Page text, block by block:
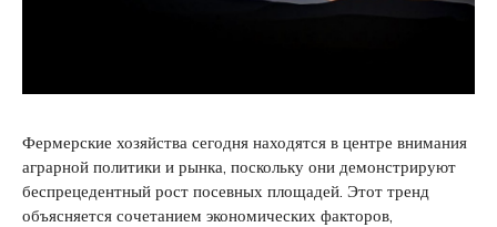
Фермерские хозяйства сегодня находятся в центре внимания
аграрной политики и рынка, поскольку они демонстрируют
беспрецедентный рост посевных площадей. Этот тренд
объясняется сочетанием экономических факторов,